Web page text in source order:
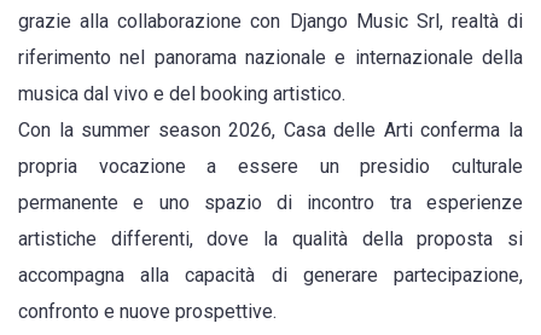
grazie alla collaborazione con Django Music Srl, realtà di
riferimento nel panorama nazionale e internazionale della
musica dal vivo e del booking artistico.
Con la summer season 2026, Casa delle Arti conferma la
propria vocazione a essere un presidio culturale
permanente e uno spazio di incontro tra esperienze
artistiche differenti, dove la qualità della proposta si
accompagna alla capacità di generare partecipazione,
confronto e nuove prospettive.